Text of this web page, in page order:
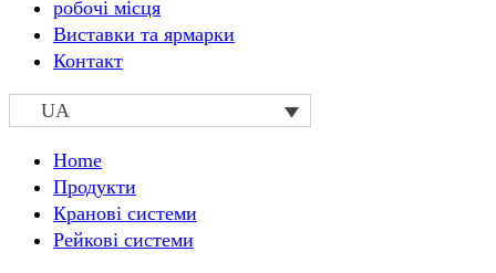
робочі місця
Виставки та ярмарки
Контакт
UA
Home
Продукти
Кранові системи
Рейкові системи